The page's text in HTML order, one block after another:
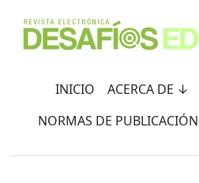
INICIO ACERCA DE ↓
NORMAS DE